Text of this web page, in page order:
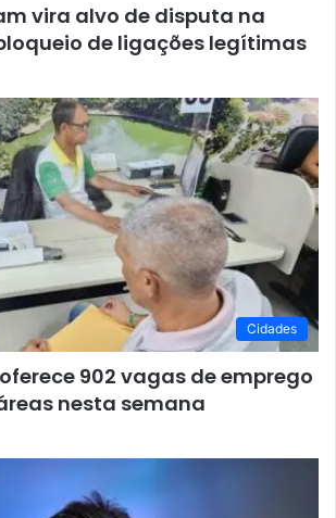
vira alvo de disputa na
de ligações legítimas
Cidades
902 vagas de emprego
nesta semana